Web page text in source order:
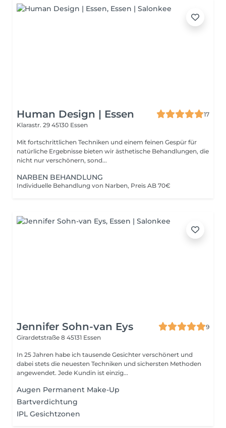
Human Design | Essen
17
Klarastr. 29 45130 Essen
Mit fortschrittlichen Techniken und einem feinen Gespür für
natürliche Ergebnisse bieten wir ästhetische Behandlungen, die
nicht nur verschönern, sond...
NARBEN BEHANDLUNG
Individuelle Behandlung von Narben, Preis AB 70€
Jennifer Sohn-van Eys
9
Girardetstraße 8 45131 Essen
In 25 Jahren habe ich tausende Gesichter verschönert und
dabei stets die neuesten Techniken und sichersten Methoden
angewendet. Jede Kundin ist einzig...
Augen Permanent Make-Up
Bartverdichtung
IPL Gesichtzonen